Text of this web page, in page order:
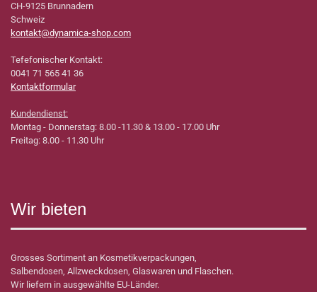
CH-9125 Brunnadern
Schweiz
kontakt@dynamica-shop.com
Tefefonischer Kontakt:
0041 71 565 41 36
Kontaktformular
Kundendienst:
Montag - Donnerstag: 8.00 -11.30 & 13.00 - 17.00 Uhr
Freitag: 8.00 - 11.30 Uhr
Wir bieten
Grosses Sortiment an Kosmetikverpackungen,
Salbendosen, Allzweckdosen, Glaswaren und Flaschen.
Wir liefern in ausgewählte EU-Länder.